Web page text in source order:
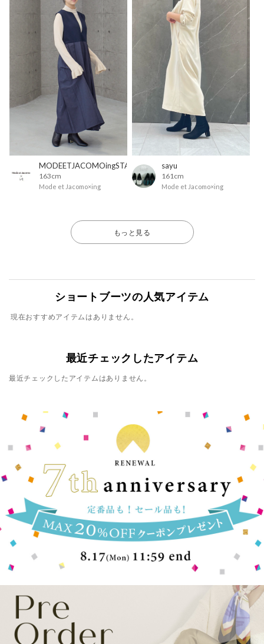
MODEETJACOMOingSTAFF
163cm
Mode et Jacomo×ing
sayu
161cm
Mode et Jacomo×ing
もっと見る
ショートブーツの人気アイテム
現在おすすめアイテムはありません。
最近チェックしたアイテム
最近チェックしたアイテムはありません。